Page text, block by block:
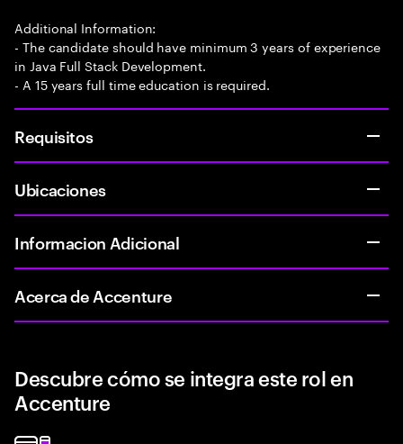
Additional Information:
- The candidate should have minimum 3 years of experience
in Java Full Stack Development.
- A 15 years full time education is required.
Requisitos
Ubicaciones
Informacion Adicional
Acerca de Accenture
Descubre cómo se integra este rol en
Accenture